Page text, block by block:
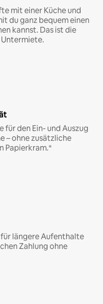
mit einer Küche und
du ganz bequem einen
kannst. Das ist die
für den Ein- und Auszug
– ohne zusätzliche
Papierkram.*
längere Aufenthalte
Zahlung ohne